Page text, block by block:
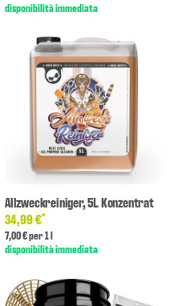
disponibilità immediata
Allzweckreiniger, 5L Konzentrat
34,99 €*
7,00 € per 1 l
disponibilità immediata